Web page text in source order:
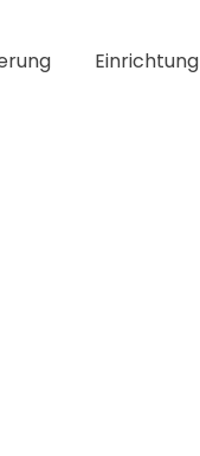
Einrichtung